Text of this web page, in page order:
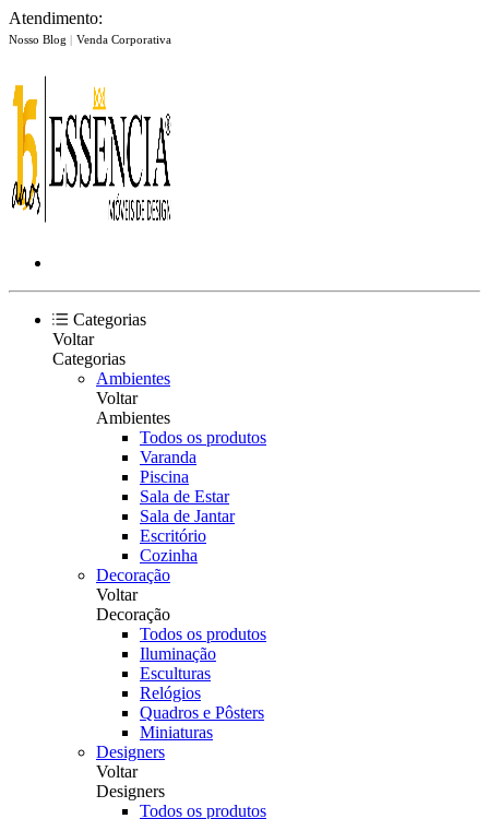
Atendimento:
Nosso Blog | Venda Corporativa
Categorias
Voltar
Categorias
Ambientes
Voltar
Ambientes
Todos os produtos
Varanda
Piscina
Sala de Estar
Sala de Jantar
Escritório
Cozinha
Decoração
Voltar
Decoração
Todos os produtos
Iluminação
Esculturas
Relógios
Quadros e Pôsters
Miniaturas
Designers
Voltar
Designers
Todos os produtos